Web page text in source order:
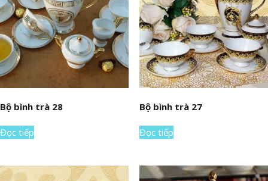
Bộ bình trà 28
Đọc tiếp
Bộ bình trà 27
Đọc tiếp